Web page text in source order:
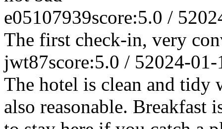
e05107939score:5.0 / 5
The first check-in, very
jwt87score:5.0 / 52024-01-
The hotel is clean and
also reasonable.